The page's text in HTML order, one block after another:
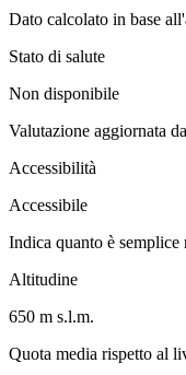
Dato calcolato in base
Stato di salute
Non disponibile
Valutazione aggiornata
Accessibilità
Accessibile
Indica quanto è
Altitudine
650 m s.l.m.
Quota media rispetto al